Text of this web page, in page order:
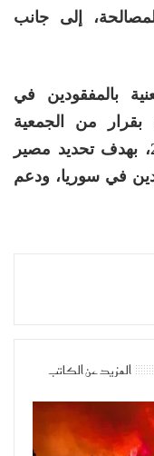
إلى جانب
بالمفقودين في
بقرار من الجمعية
العامة للأمم المتحدة في يونيو 2023، بهدف تحديد مصير
في سوريا، ودعم
المزيد عن الكاتب